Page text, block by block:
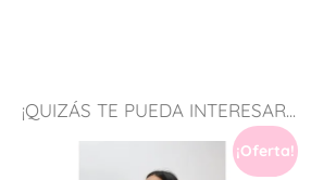
¡QUIZÁS TE PUEDA INTERESAR...
¡Oferta!